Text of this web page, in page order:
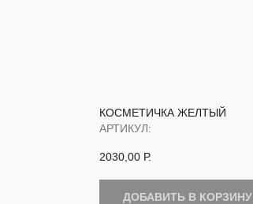
КОСМЕТИЧКА ЖЕЛТЫЙ
АРТИКУЛ:
2030,00 Р.
ДОБАВИТЬ В КОРЗИНУ